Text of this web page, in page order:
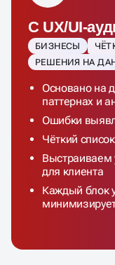
С UX/UI-
БИЗНЕСЫ
РЕШЕНИЯ НА
Основано на
паттернах и
Ошибки
Чёткий
Выстраиваем
для клиента
Каждый блок